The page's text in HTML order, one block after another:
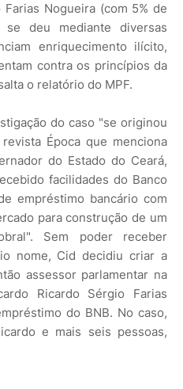
Nogueira (com 5% de
se deu mediante diversas
enriquecimento ilícito,
contra os princípios da
o relatório do MPF.
do caso "se originou
Época que menciona
do Estado do Ceará,
facilidades do Banco
empréstimo bancário com
para construção de um
Sem poder receber
nome, Cid decidiu criar a
assessor parlamentar na
Ricardo Sérgio Farias
do BNB. No caso,
e mais seis pessoas,